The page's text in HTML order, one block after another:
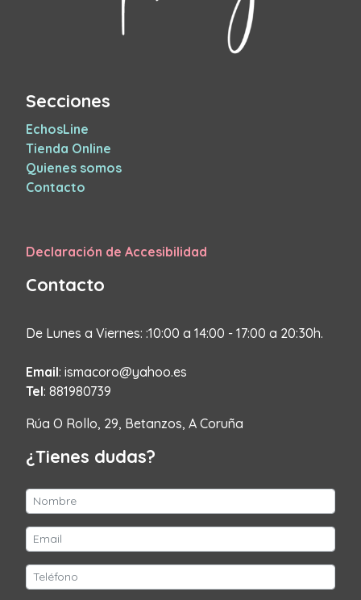
Secciones
EchosLine
Tienda Online
Quienes somos
Contacto
Declaración de Accesibilidad
Contacto
De Lunes a Viernes: :10:00 a 14:00 - 17:00 a 20:30h.
Email: ismacoro@yahoo.es
Tel: 881980739
Rúa O Rollo, 29, Betanzos, A Coruña
¿Tienes dudas?